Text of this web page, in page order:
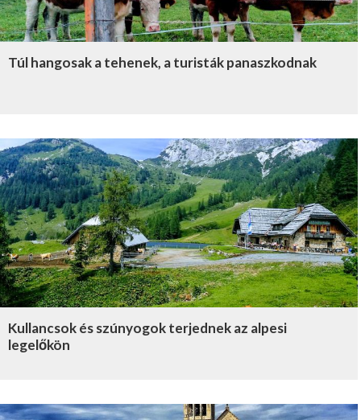
Túl hangosak a tehenek, a turisták panaszkodnak
Kullancsok és szúnyogok terjednek az alpesi
legelőkön